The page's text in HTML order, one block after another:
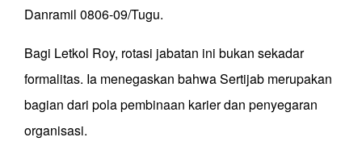
Danramil 0806-09/Tugu.
Bagi Letkol Roy, rotasi jabatan ini bukan sekadar
formalitas. Ia menegaskan bahwa Sertijab merupakan
bagian dari pola pembinaan karier dan penyegaran
organisasi.